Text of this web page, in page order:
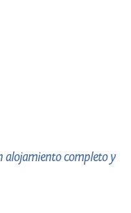
alojamiento completo y